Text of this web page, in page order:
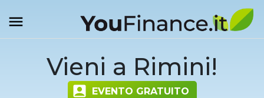
Vieni a Rimini!
EVENTO GRATUITO